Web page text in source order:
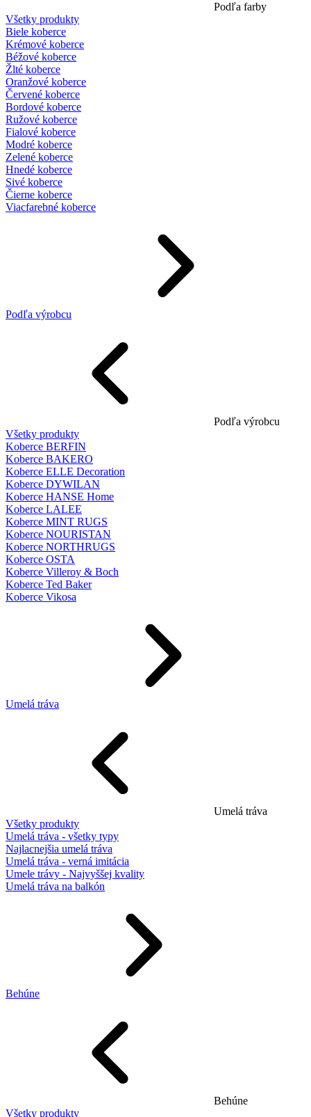
Podľa farby
Všetky produkty
Biele koberce
Krémové koberce
Béžové koberce
Žlté koberce
Oranžové koberce
Červené koberce
Bordové koberce
Ružové koberce
Fialové koberce
Modré koberce
Zelené koberce
Hnedé koberce
Sivé koberce
Čierne koberce
Viacfarebné koberce
Podľa výrobcu
Podľa výrobcu
Všetky produkty
Koberce BERFIN
Koberce BAKERO
Koberce ELLE Decoration
Koberce DYWILAN
Koberce HANSE Home
Koberce LALEE
Koberce MINT RUGS
Koberce NOURISTAN
Koberce NORTHRUGS
Koberce OSTA
Koberce Villeroy & Boch
Koberce Ted Baker
Koberce Vikosa
Umelá tráva
Umelá tráva
Všetky produkty
Umelá tráva - všetky typy
Najlacnejšia umelá tráva
Umelá tráva - verná imitácia
Umele trávy - Najvyššej kvality
Umelá tráva na balkón
Behúne
Behúne
Všetky produkty